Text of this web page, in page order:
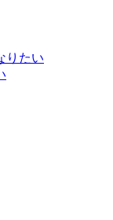
りたい